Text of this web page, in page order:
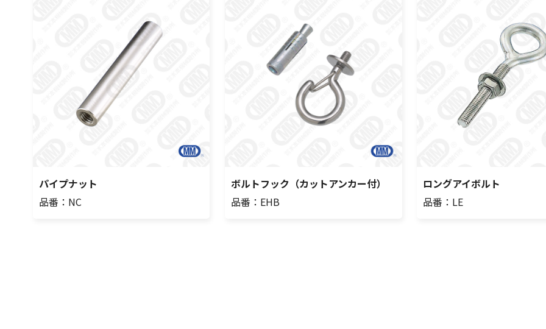
パイプナット
品番：NC
ボルトフック（カットアンカー付）
品番：EHB
ロングアイボルト
品番：LE